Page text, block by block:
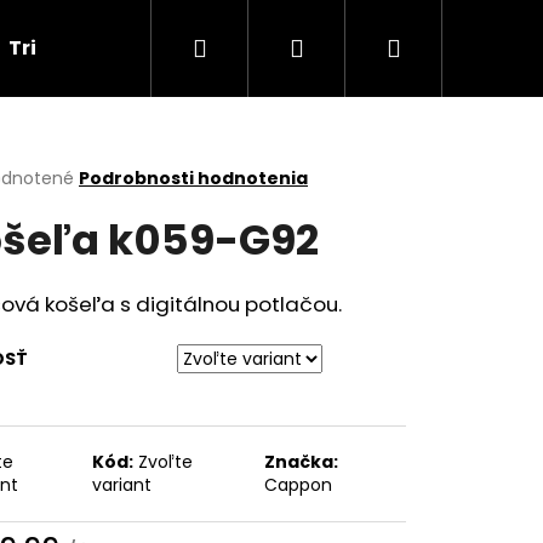
Tričká Darčekové poukážky
Hľadať PrihlásenieNákupný
Podrobnosti hodnotenia
k059-G92
košeľa s digitálnou potlačou.
Kód: Zvoľte
variant
Značka:
Cappon
Nasledujúce